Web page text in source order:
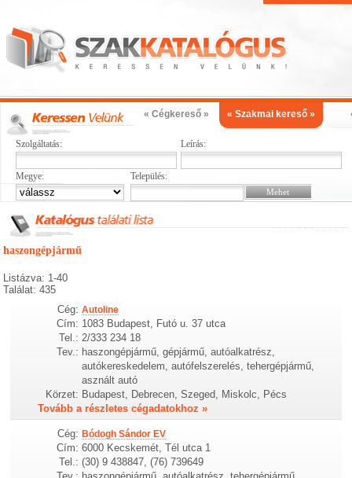
« Cégkereső » « Szakmai kereső »
Szolgáltatás: Leírás:
Megye: Település:
haszongépjármű
Listázva: 1-40
Találat: 435
Cég: Autoline
Cím: 1083 Budapest, Futó u. 37 utca
Tel.: 2/333 234 18
Tev.: haszongépjármű, gépjármű, autóalkatrész,
autókereskedelem, autófelszerelés, tehergépjármű,
asznált autó
Körzet: Budapest, Debrecen, Szeged, Miskolc, Pécs
Tovább a részletes cégadatokhoz »
Cég: Bódogh Sándor EV
Cím: 6000 Kecskemét, Tél utca 1
Tel.: (30) 9 438847, (76) 739649